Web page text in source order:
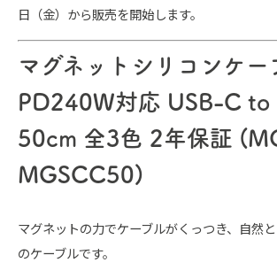
日（金）から販売を開始します。
マグネットシリコンケー
PD240W対応 USB-C to
50cm 全3色 2年保証
MGSCC50)
マグネットの力でケーブルがくっつき、自然
のケーブルです。